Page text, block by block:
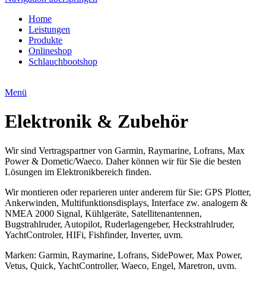
Home
Leistungen
Produkte
Onlineshop
Schlauchbootshop
Menü
Elektronik & Zubehör
Wir sind Vertragspartner von Garmin, Raymarine, Lofrans, Max
Power & Dometic/Waeco. Daher können wir für Sie die besten
Lösungen im Elektronikbereich finden.
Wir montieren oder reparieren unter anderem für Sie: GPS Plotter,
Ankerwinden, Multifunktionsdisplays, Interface zw. analogem &
NMEA 2000 Signal, Kühlgeräte, Satellitenantennen,
Bugstrahlruder, Autopilot, Ruderlagengeber, Heckstrahlruder,
YachtControler, HIFi, Fishfinder, Inverter, uvm.
Marken: Garmin, Raymarine, Lofrans, SidePower, Max Power,
Vetus, Quick, YachtController, Waeco, Engel, Maretron, uvm.